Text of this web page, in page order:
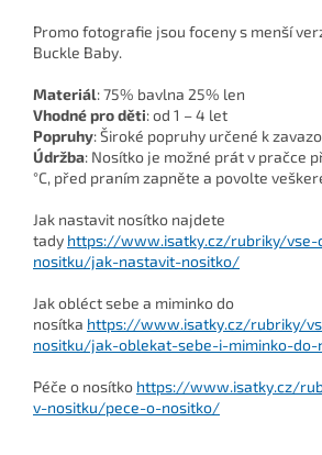
Promo fotografie jsou foceny s menší
Buckle Baby.
Materiál: 75% bavlna 25% len
Vhodné pro děti: od 1 – 4 let
Popruhy: Široké popruhy určené k
Údržba: Nosítko je možné prát v pračce
°C, před praním zapněte a povolte
Jak nastavit nosítko najdete
tady https://www.isatky.cz/rubriky/vse-
nositku/jak-nastavit-nositko/
Jak obléct sebe a miminko do
nosítka https://www.isatky.cz/rubriky/
nositku/jak-oblekat-sebe-i-miminko-
Péče o nosítko https://www.isatky.cz/
v-nositku/pece-o-nositko/